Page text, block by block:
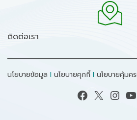
ติดต่อเรา
นโยบายข้อมูล I นโยบายคุกกี้ I นโยบายคุ้มค
Facebook X Instagram YouTube